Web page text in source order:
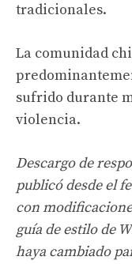
tradicionales.
La comunidad
sufrido durante
violencia.
Descargo de
publicó desde el
con
guía de estilo de
haya cambiado